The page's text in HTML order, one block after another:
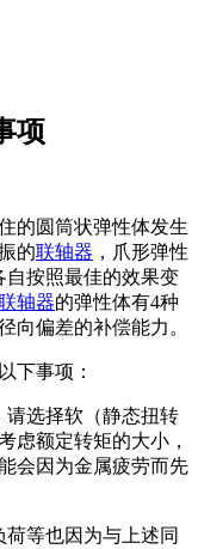
项
的圆筒状弹性体发生
的联轴器 ，爪形弹性
自按照最佳的效果变
轴器的弹性体有4种
向偏差的补偿能力。
下事项：
请选择软（静态扭转
虑额定转矩的大小，
会因为金属疲劳而先
等也因为与上述同